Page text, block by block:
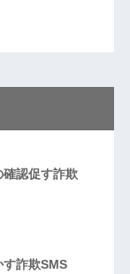
認促す詐欺
詐欺SMS